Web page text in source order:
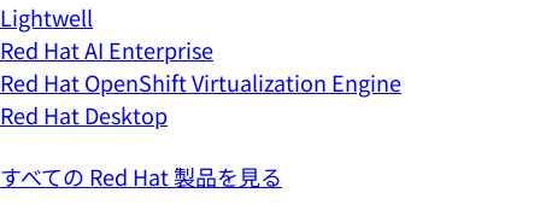
Lightwell
Red Hat AI Enterprise
Red Hat OpenShift Virtualization Engine
Red Hat Desktop
すべての Red Hat 製品を見る